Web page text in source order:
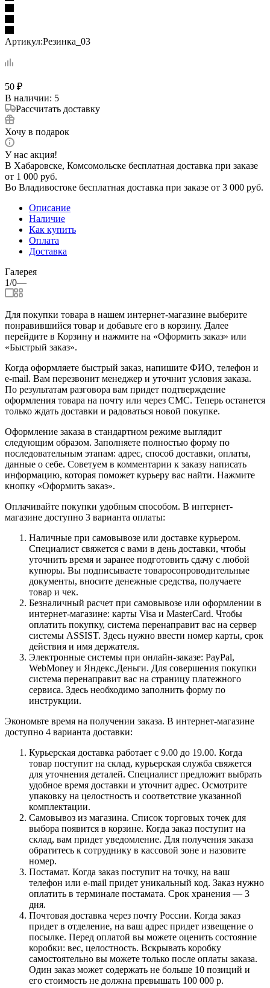
Артикул:Резинка_03
50 ₽
В наличии: 5
Рассчитать доставку
Хочу в подарок
У нас акция!
В Хабаровске, Комсомольске бесплатная доставка при заказе
от 1 000 руб.
Во Владивостоке бесплатная доставка при заказе от 3 000 руб.
Описание
Наличие
Как купить
Оплата
Доставка
Галерея
1/0—
Для покупки товара в нашем интернет-магазине выберите
понравившийся товар и добавьте его в корзину. Далее
перейдите в Корзину и нажмите на «Оформить заказ» или
«Быстрый заказ».
Когда оформляете быстрый заказ, напишите ФИО, телефон и
e-mail. Вам перезвонит менеджер и уточнит условия заказа.
По результатам разговора вам придет подтверждение
оформления товара на почту или через СМС. Теперь останется
только ждать доставки и радоваться новой покупке.
Оформление заказа в стандартном режиме выглядит
следующим образом. Заполняете полностью форму по
последовательным этапам: адрес, способ доставки, оплаты,
данные о себе. Советуем в комментарии к заказу написать
информацию, которая поможет курьеру вас найти. Нажмите
кнопку «Оформить заказ».
Оплачивайте покупки удобным способом. В интернет-
магазине доступно 3 варианта оплаты:
Наличные при самовывозе или доставке курьером.
Специалист свяжется с вами в день доставки, чтобы
уточнить время и заранее подготовить сдачу с любой
купюры. Вы подписываете товаросопроводительные
документы, вносите денежные средства, получаете
товар и чек.
Безналичный расчет при самовывозе или оформлении в
интернет-магазине: карты Visa и MasterCard. Чтобы
оплатить покупку, система перенаправит вас на сервер
системы ASSIST. Здесь нужно ввести номер карты, срок
действия и имя держателя.
Электронные системы при онлайн-заказе: PayPal,
WebMoney и Яндекс.Деньги. Для совершения покупки
система перенаправит вас на страницу платежного
сервиса. Здесь необходимо заполнить форму по
инструкции.
Экономьте время на получении заказа. В интернет-магазине
доступно 4 варианта доставки:
Курьерская доставка работает с 9.00 до 19.00. Когда
товар поступит на склад, курьерская служба свяжется
для уточнения деталей. Специалист предложит выбрать
удобное время доставки и уточнит адрес. Осмотрите
упаковку на целостность и соответствие указанной
комплектации.
Самовывоз из магазина. Список торговых точек для
выбора появится в корзине. Когда заказ поступит на
склад, вам придет уведомление. Для получения заказа
обратитесь к сотруднику в кассовой зоне и назовите
номер.
Постамат. Когда заказ поступит на точку, на ваш
телефон или e-mail придет уникальный код. Заказ нужно
оплатить в терминале постамата. Срок хранения — 3
дня.
Почтовая доставка через почту России. Когда заказ
придет в отделение, на ваш адрес придет извещение о
посылке. Перед оплатой вы можете оценить состояние
коробки: вес, целостность. Вскрывать коробку
самостоятельно вы можете только после оплаты заказа.
Один заказ может содержать не больше 10 позиций и
его стоимость не должна превышать 100 000 р.